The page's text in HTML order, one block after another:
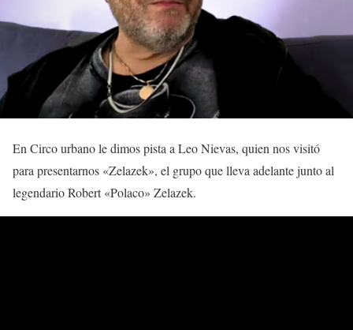
En Circo urbano le dimos pista a Leo Nievas, quien nos visitó
para presentarnos «Zelazek», el grupo que lleva adelante junto al
legendario Robert «Polaco» Zelazek.